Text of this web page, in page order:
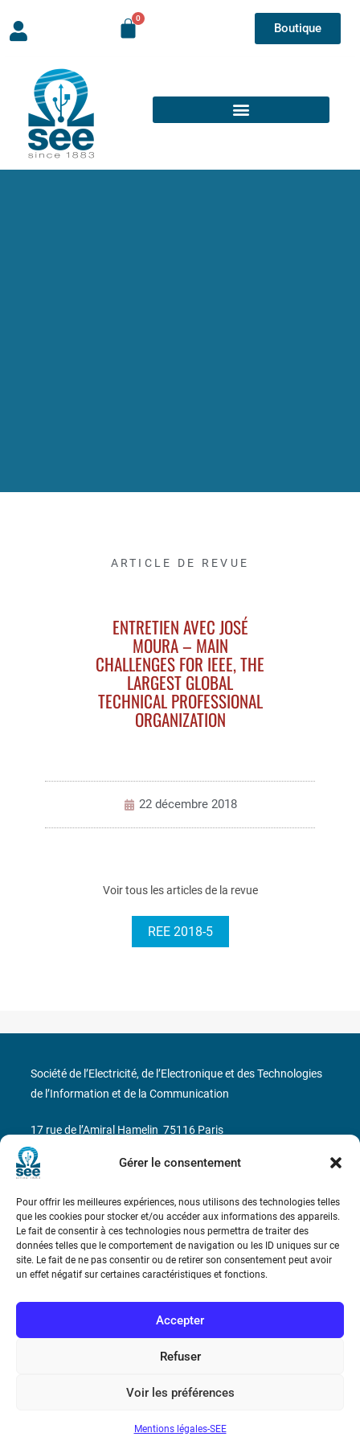
Gérer le consentement
Pour offrir les meilleures expériences, nous utilisons des technologies telles
que les cookies pour stocker et/ou accéder aux informations des appareils.
Le fait de consentir à ces technologies nous permettra de traiter des
données telles que le comportement de navigation ou les ID uniques sur ce
site. Le fait de ne pas consentir ou de retirer son consentement peut avoir
un effet négatif sur certaines caractéristiques et fonctions.
Accepter
Refuser
Voir les préférences
Mentions légales-SEE
Boutique
ARTICLE DE REVUE
ENTRETIEN AVEC JOSÉ
MOURA – MAIN
CHALLENGES FOR IEEE, THE
LARGEST GLOBAL
TECHNICAL PROFESSIONAL
ORGANIZATION
22 décembre 2018
Voir tous les articles de la revue
REE 2018-5
Conditions Générales de Vente
Société de l’Electricité, de l’Electronique et des Technologies
de l’Information et de la Communication
17 rue de l’Amiral Hamelin 75116 Paris
Métro : « Boissière » Ligne 6 et « Iéna » Ligne 9
Téléphone : (+33) 1 56 90 37 17
N° de SIREN : 785 393 232, Code APE : 9412Z TVA intra-
communautaire : FR44 785 393 232